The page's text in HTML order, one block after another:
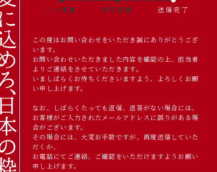
入力画面 確認画面 送信完了
この度はお問い合わせをいただき誠にありがとうござ
います。
お問い合わせいただきました内容を確認の上、担当者
よりご連絡をさせていただきます。
いましばらくお待ちくださいますよう、よろしくお願
い申し上げます。
なお、しばらくたっても返信、返答がない場合には、
お客様がご入力されたメールアドレスに誤りがある場
合がございます。
その場合には、大変お手数ですが、再度送信していた
だくか、
お電話にてご連絡、ご確認をいただけますようお願い
申し上げます。